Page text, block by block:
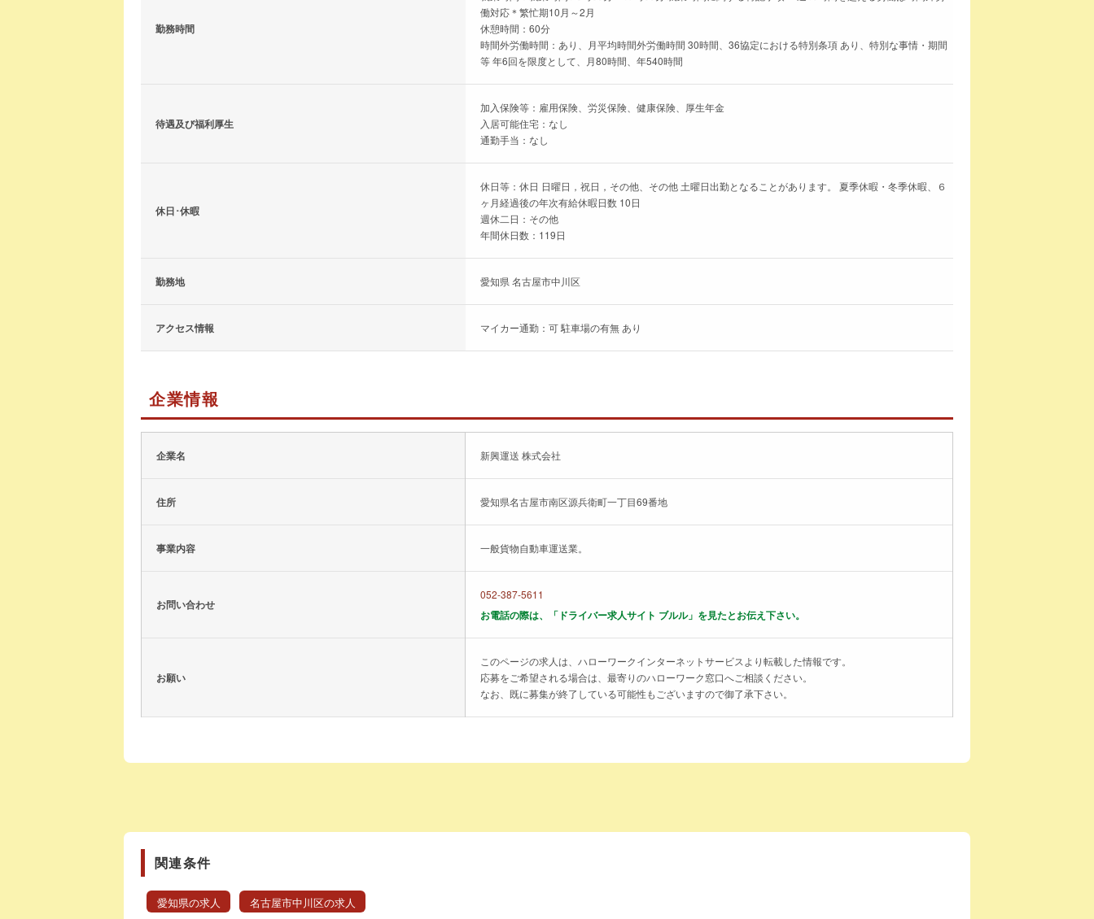
勤務時間
働対応＊繁忙期10月～2月
休憩時間：60分
時間外労働時間：あり、月平均時間外労働時間 30時間、36協定における特別条項 あり、特別な事情・期間
等 年6回を限度として、月80時間、年540時間
待遇及び福利厚生
加入保険等：雇用保険、労災保険、健康保険、厚生年金
入居可能住宅：なし
通勤手当：なし
休日･休暇
休日等：休日 日曜日，祝日，その他、その他 土曜日出勤となることがあります。 夏季休暇・冬季休暇、６
ヶ月経過後の年次有給休暇日数 10日
週休二日：その他
年間休日数：119日
勤務地 愛知県 名古屋市中川区
アクセス情報 マイカー通勤：可 駐車場の有無 あり
企業情報
企業名 新興運送 株式会社
住所 愛知県名古屋市南区源兵衛町一丁目69番地
事業内容 一般貨物自動車運送業。
お問い合わせ
052-387-5611
お電話の際は、「ドライバー求人サイト ブルル」を見たとお伝え下さい。
お願い
このページの求人は、ハローワークインターネットサービスより転載した情報です。
応募をご希望される場合は、最寄りのハローワーク窓口へご相談ください。
なお、既に募集が終了している可能性もございますので御了承下さい。
関連条件
愛知県の求人 名古屋市中川区の求人